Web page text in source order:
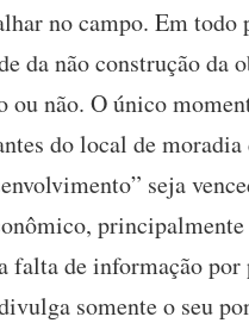
no campo. Em todo
da não construção da
não. O único
do local de
seja
falta de informação
somente o seu